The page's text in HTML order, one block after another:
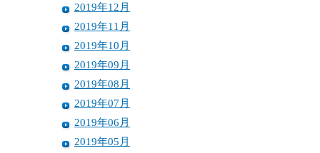
2019年12月
2019年11月
2019年10月
2019年09月
2019年08月
2019年07月
2019年06月
2019年05月